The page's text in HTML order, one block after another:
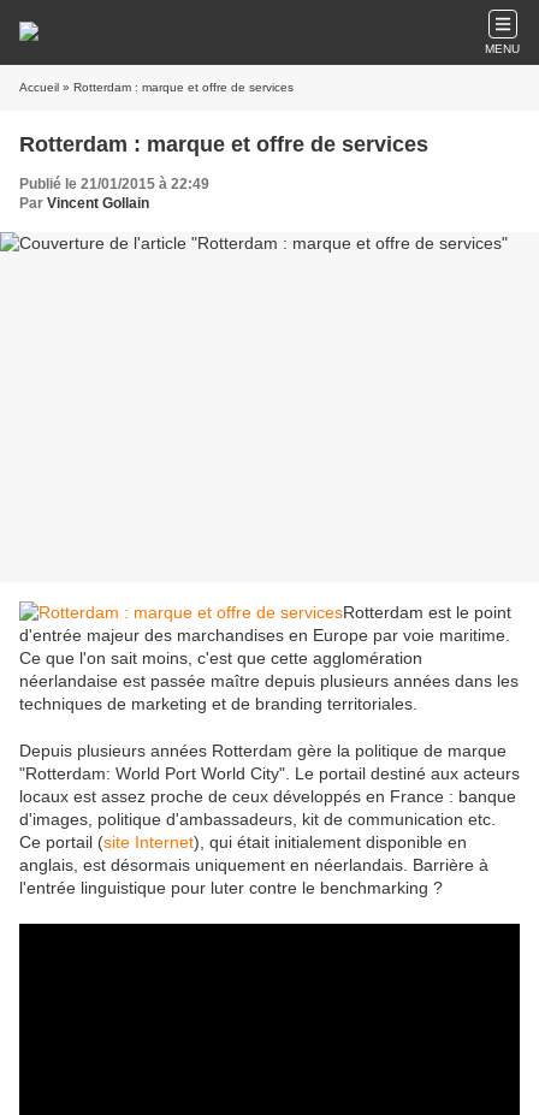
MENU
Accueil » Rotterdam : marque et offre de services
Rotterdam : marque et offre de services
Publié le 21/01/2015 à 22:49
Par Vincent Gollain
Rotterdam est le point
d'entrée majeur des marchandises en Europe par voie maritime.
Ce que l'on sait moins, c'est que cette agglomération
néerlandaise est passée maître depuis plusieurs années dans les
techniques de marketing et de branding territoriales.
Depuis plusieurs années Rotterdam gère la politique de marque
"Rotterdam: World Port World City". Le portail destiné aux acteurs
locaux est assez proche de ceux développés en France : banque
d'images, politique d'ambassadeurs, kit de communication etc.
Ce portail (site Internet), qui était initialement disponible en
anglais, est désormais uniquement en néerlandais. Barrière à
l'entrée linguistique pour luter contre le benchmarking ?